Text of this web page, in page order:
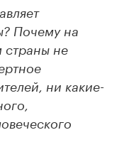
Почему на
страны не
ни какие-